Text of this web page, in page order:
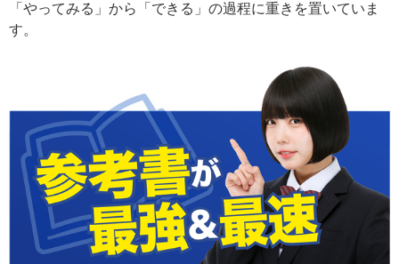
「やってみる」から「できる」の過程に重きを置いていま
す。